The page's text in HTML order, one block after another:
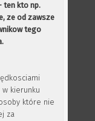
ten kto np.
ze od zawsze
tego
kierunku
które nie
za